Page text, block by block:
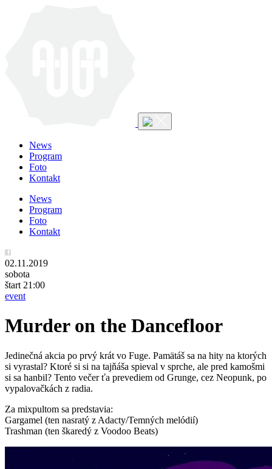
News
Program
Foto
Kontakt
News
Program
Foto
Kontakt
02.11.2019
sobota
štart 21:00
event
Murder on the Dancefloor
Jedinečná akcia po prvý krát vo Fuge. Pamätáš sa na hity na ktorých
si vyrastal? Ktoré si si na tajňáša spieval v sprche, ale pred kamošmi
si sa hanbil? Tento večer ťa prevediem od Grunge, cez Neopunk, po
vypalovačkách z radia.
Za mixpultom sa predstavia:
Gargamel (ten nasratý z Adacty/Temných melódií)
Trashman (ten škaredý z Voodoo Beats)